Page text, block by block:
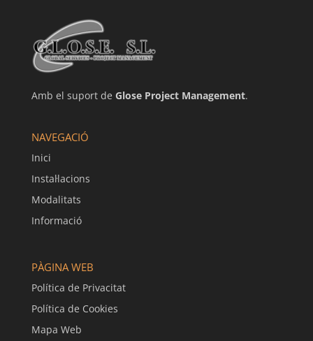
Amb el suport de Glose Project Management.
NAVEGACIÓ
Inici
Instal·lacions
Modalitats
Informació
PÀGINA WEB
Política de Privacitat
Política de Cookies
Mapa Web